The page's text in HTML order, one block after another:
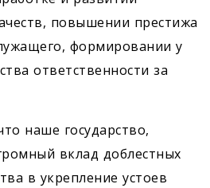
повышении престижа
формировании у
ответственности за
наше государство,
вклад доблестных
в укрепление устоев